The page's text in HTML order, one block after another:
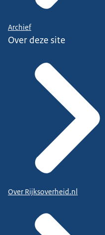
Archief
Over deze site
Over Rijksoverheid.nl